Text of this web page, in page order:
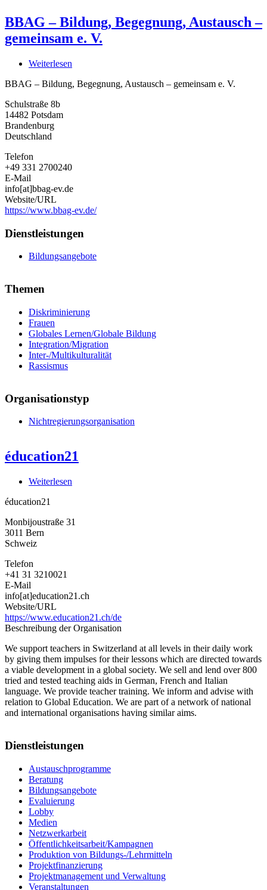
BBAG – Bildung, Begegnung, Austausch –
gemeinsam e. V.
Weiterlesen
–
BBAG – Bildung, Begegnung, Austausch – gemeinsam e. V.
Schulstraße 8b
14482 Potsdam
Brandenburg
Deutschland
Telefon
+49 331 2700240
E-Mail
info[at]bbag-ev.de
Website/URL
https://www.bbag-ev.de/
Dienstleistungen
Bildungsangebote
Themen
Diskriminierung
Frauen
Globales Lernen/Globale Bildung
Integration/Migration
Inter-/Multikulturalität
Rassismus
Organisationstyp
Nichtregierungsorganisation
éducation21
Weiterlesen
éducation21
Monbijoustraße 31
3011 Bern
Schweiz
Telefon
+41 31 3210021
E-Mail
info[at]education21.ch
Website/URL
https://www.education21.ch/de
Beschreibung der Organisation
We support teachers in Switzerland at all levels in their daily work
by giving them impulses for their lessons which are directed towards
a viable development in a global society. We sell and lend over 800
tried and tested teaching aids in German, French and Italian
language. We provide teacher training. We inform and advise with
relation to Global Education. We are part of a network of national
and international organisations having similar aims.
Dienstleistungen
Austauschprogramme
Beratung
Bildungsangebote
Evaluierung
Lobby
Medien
Netzwerkarbeit
Öffentlichkeitsarbeit/Kampagnen
Produktion von Bildungs-/Lehrmitteln
Projektfinanzierung
Projektmanagement und Verwaltung
Veranstaltungen